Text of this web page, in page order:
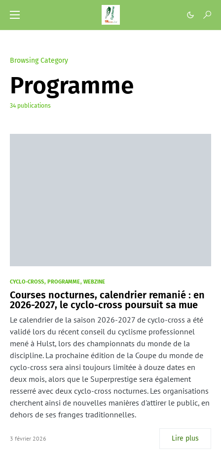
Browsing Category
Programme
34 publications
CYCLO-CROSS PROGRAMME WEBZINE
Courses nocturnes, calendrier remanié : en
2026-2027, le cyclo-cross poursuit sa mue
Le calendrier de la saison 2026-2027 de cyclo-cross a été
validé lors du récent conseil du cyclisme professionnel
mené à Hulst, lors des championnats du monde de la
discipline. La prochaine édition de la Coupe du monde de
cyclo-cross sera ainsi toujours limitée à douze dates en
deux mois, alors que le Superprestige sera également
resserré avec deux cyclo-cross nocturnes. Les organisations
cherchent ainsi de nouvelles manières d'attirer le public, en
dehors de ses franges traditionnelles.
3 février 2026 Lire plus